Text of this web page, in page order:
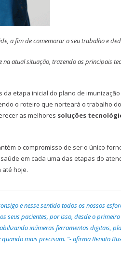
a fim de comemorar o seu trabalho e
atual situação, trazendo as principais
da etapa inicial do plano de
o roteiro que norteará o trabalho
as melhores soluções
o compromisso de ser o único
em cada uma das etapas do
até hoje.
e nesse sentido todos os nossos
seus pacientes, por isso, desde o
inúmeras ferramentas digitais,
mais precisam. ”- afirma Renato